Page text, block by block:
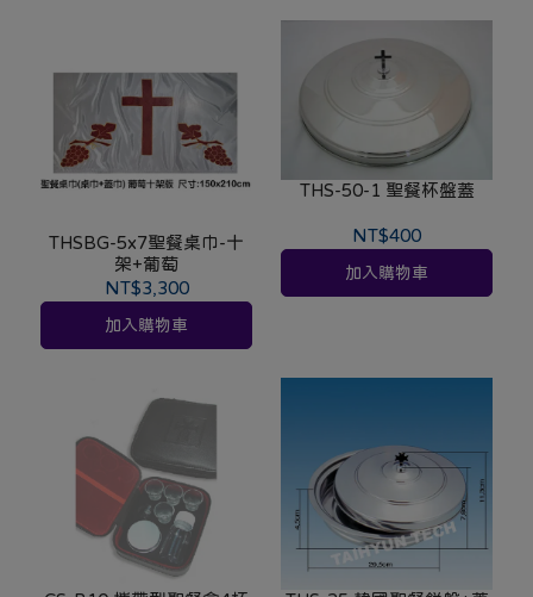
THSBG-5x7聖餐桌巾-十
架+葡萄
NT$3,300
加入購物車
THS-50-1 聖餐杯盤蓋
NT$400
加入購物車